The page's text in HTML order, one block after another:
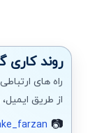
روند کاری
راه های
از طریق